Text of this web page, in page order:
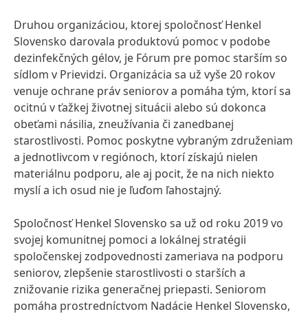
Druhou organizáciou, ktorej spoločnosť Henkel
Slovensko darovala produktovú pomoc v podobe
dezinfekčných gélov, je Fórum pre pomoc starším so
sídlom v Prievidzi. Organizácia sa už vyše 20 rokov
venuje ochrane práv seniorov a pomáha tým, ktorí sa
ocitnú v ťažkej životnej situácii alebo sú dokonca
obeťami násilia, zneužívania či zanedbanej
starostlivosti. Pomoc poskytne vybraným združeniam
a jednotlivcom v regiónoch, ktorí získajú nielen
materiálnu podporu, ale aj pocit, že na nich niekto
myslí a ich osud nie je ľuďom ľahostajný.
Spoločnosť Henkel Slovensko sa už od roku 2019 vo
svojej komunitnej pomoci a lokálnej stratégii
spoločenskej zodpovednosti zameriava na podporu
seniorov, zlepšenie starostlivosti o starších a
znižovanie rizika generačnej priepasti. Seniorom
pomáha prostredníctvom Nadácie Henkel Slovensko,